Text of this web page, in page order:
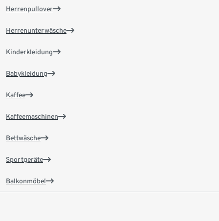
Herrenpullover
Herrenunterwäsche
Kinderkleidung
Babykleidung
Kaffee
Kaffeemaschinen
Bettwäsche
Sportgeräte
Balkonmöbel